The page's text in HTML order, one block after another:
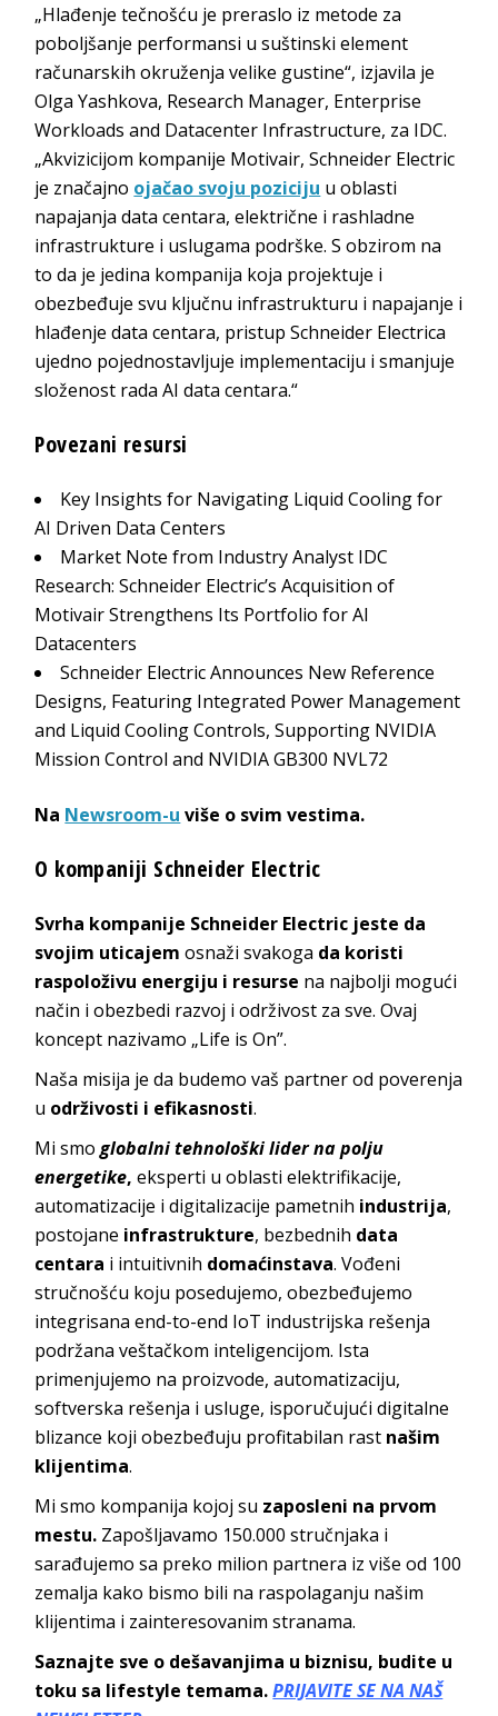
„Hlađenje tečnošću je preraslo iz metode za
poboljšanje performansi u suštinski element
računarskih okruženja velike gustine“, izjavila je
Olga Yashkova, Research Manager, Enterprise
Workloads and Datacenter Infrastructure, za IDC.
„Akvizicijom kompanije Motivair, Schneider Electric
je značajno ojačao svoju poziciju u oblasti
napajanja data centara, električne i rashladne
infrastrukture i uslugama podrške. S obzirom na
to da je jedina kompanija koja projektuje i
obezbeđuje svu ključnu infrastrukturu i napajanje i
hlađenje data centara, pristup Schneider Electrica
ujedno pojednostavljuje implementaciju i smanjuje
složenost rada AI data centara.“
Povezani resursi
Key Insights for Navigating Liquid Cooling for
AI Driven Data Centers
Market Note from Industry Analyst IDC
Research: Schneider Electric’s Acquisition of
MotivairStrengthens Its Portfolio for AI
Datacenters
Schneider Electric Announces New Reference
Designs, Featuring Integrated Power Management
and Liquid Cooling Controls, Supporting NVIDIA
Mission Control and NVIDIAGB300 NVL72
Na Newsroom-u više o svim vestima.
O kompaniji Schneider Electric
Svrha kompanije Schneider Electric jeste da
svojim uticajem osnaži svakoga da koristi
raspoloživu energiju i resurse na najbolji mogući
način i obezbedi razvoj i održivost za sve. Ovaj
koncept nazivamo „Life is On”.
Naša misija je da budemo vaš partner od poverenja
u održivosti i efikasnosti.
Mi smoglobalni tehnološki lider na polju
energetike, eksperti u oblasti elektrifikacije,
automatizacije i digitalizacije pametnih industrija,
postojane infrastrukture, bezbednih data
centara i intuitivnih domaćinstava. Vođeni
stručnošću koju posedujemo, obezbeđujemo
integrisana end-to-end IoT industrijska rešenja
podržana veštačkom inteligencijom. Ista
primenjujemo na proizvode, automatizaciju,
softverska rešenja i usluge, isporučujući digitalne
blizance koji obezbeđuju profitabilan rast našim
klijentima.
Mi smo kompanija kojoj su zaposleni na prvom
mestu. Zapošljavamo 150.000 stručnjaka i
sarađujemo sa preko milion partnera iz više od 100
zemalja kako bismo bili na raspolaganju našim
klijentima i zainteresovanim stranama.
Saznajte sve o dešavanjima u biznisu, budite u
toku sa lifestyle temama.PRIJAVITE SE NA NAŠ